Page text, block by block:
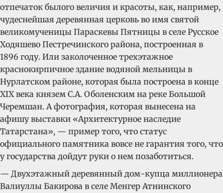
отпечаток былого величия и красоты, как, например,
чудеснейшая деревянная церковь во имя святой
великомученицы Параскевы Пятницы в селе Русское
Ходяшево Пестречинского района, построенная в
1896 году. Или заколоченное трехэтажное
краснокирпичное здание водяной мельницы в
Нурлатском районе, которая была построена в конце
XIX века князем С.А. Оболенским на реке Большой
Черемшан. А фотография, которая вынесена на
афишу выставки «Архитектурное наследие
Татарстана», — пример того, что статус
официального памятника вовсе не гарантия того, что
у государства дойдут руки о нем позаботиться.
— Двухэтажный деревянный дом-купца миллионера
Валиуллы Бакирова в селе Менгер Атнинского